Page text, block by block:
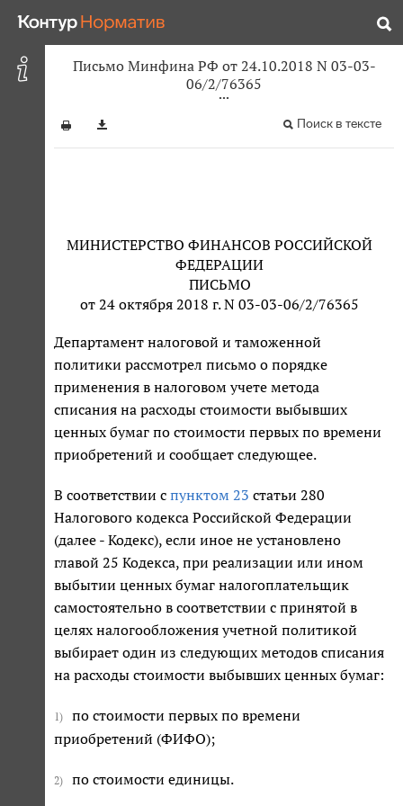
Письмо Минфина РФ от 24.10.2018 N 03-03-
06/2/76365
Поиск в тексте
МИНИСТЕРСТВО ФИНАНСОВ РОССИЙСКОЙ
ФЕДЕРАЦИИ
ПИСЬМО
от 24 октября 2018 г. N 03-03-06/2/76365
Департамент налоговой и таможенной
политики рассмотрел письмо о порядке
применения в налоговом учете метода
списания на расходы стоимости выбывших
ценных бумаг по стоимости первых по времени
приобретений и сообщает следующее.
В соответствии с пунктом 23 статьи 280
Налогового кодекса Российской Федерации
(далее - Кодекс), если иное не установлено
главой 25 Кодекса, при реализации или ином
выбытии ценных бумаг налогоплательщик
самостоятельно в соответствии с принятой в
целях налогообложения учетной политикой
выбирает один из следующих методов списания
на расходы стоимости выбывших ценных бумаг:
1)
по стоимости первых по времени
приобретений (ФИФО);
2) по стоимости единицы.